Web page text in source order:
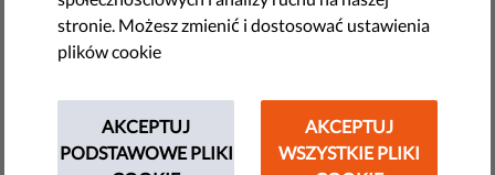
The requested page does not exist.
Please go to home page by clicking the button
stronie. Możesz zmienić i dostosować ustawienia
plików cookie
AKCEPTUJ
PODSTAWOWE PLIKI
AKCEPTUJ
WSZYSTKIE PLIKI